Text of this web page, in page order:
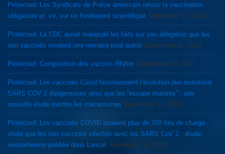
Protected: Les Syndicats de Police américain refuse la vaccination
obligatoire et. ce, sur un fondement scientifique September 12, 2021
Protected: La CDC aurait manipulé les faits sur son allégation que les
non vaccinés seraient une menace pour autrui September 11, 2021
Protected: Composition des vaccins RNAm September 10, 2021
Protected: Les vaccinés Covid favoriseraient l’évolution des mutations
SARS COV 2 dangereuses ainsi que les “escape mutants” : une
nouvelle étude montre les mécanismes September 10, 2021
Protected: Les vaccinés COVID auraient plus de 200 fois de charge
virale que les non vaccinés infectés avec les SARS CoV 2 : étude
vietnamienne publiée dans Lancet September 10, 2021